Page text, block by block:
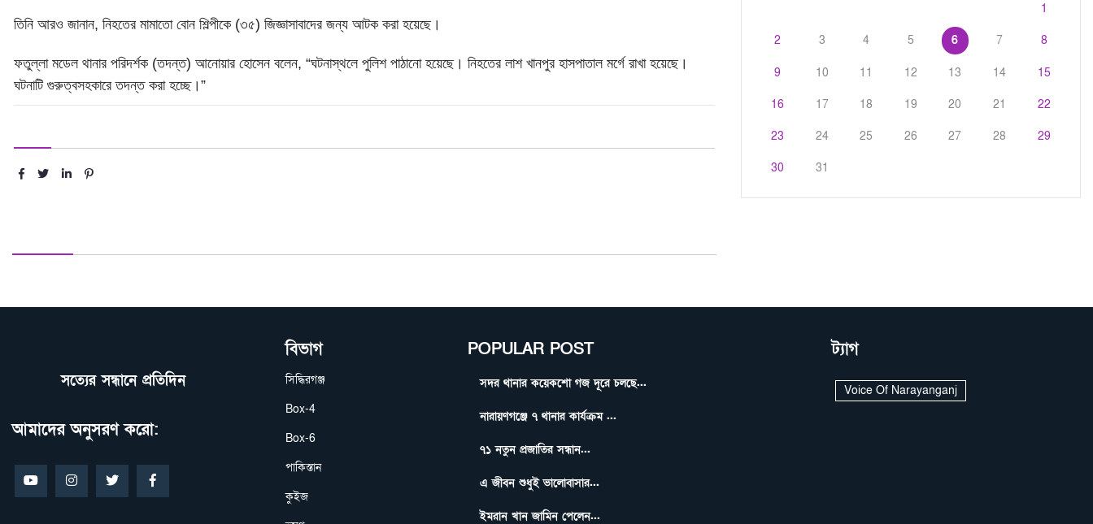
তিনি আরও জানান, নিহতের মামাতো বোন শিল্পীকে (৩৫) জিজ্ঞাসাবাদের জন্য আটক করা হয়েছে।
ফতুল্লা মডেল থানার পরিদর্শক (তদন্ত) আনোয়ার হোসেন বলেন, “ঘটনাস্থলে পুলিশ পাঠানো হয়েছে। নিহতের লাশ খানপুর হাসপাতাল মর্গে রাখা হয়েছে।
ঘটনাটি গুরুত্বসহকারে তদন্ত করা হচ্ছে।”
1
2 3 4 5 6 7 8
9 10 11 12 13 14 15
16 17 18 19 20 21 22
23 24 25 26 27 28 29
30 31
সত্যের সন্ধানে প্রতিদিন
আমাদের অনুসরণ করো:
বিভাগ
সিদ্ধিরগঞ্জ
Box-4
Box-6
পাকিস্তান
কুইজ
POPULAR POST
সদর থানার কয়েকশো গজ দূরে চলছে...
নারায়ণগঞ্জে ৭ থানার কার্যক্রম ...
৭১ নতুন প্রজাতির সন্ধান...
এ জীবন শুধুই ভালোবাসার...
ইমরান খান জামিন পেলেন...
ট্যাগ
Voice Of Narayanganj